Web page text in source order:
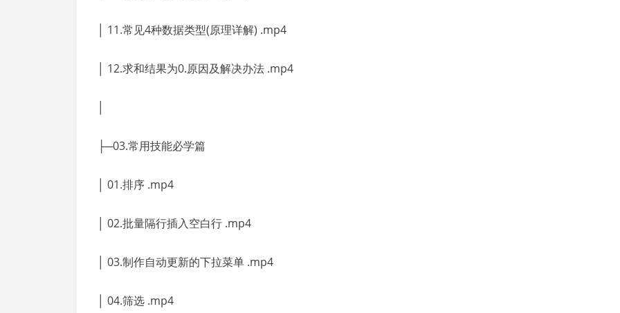
│ 11.常见4种数据类型(原理详解) .mp4
│ 12.求和结果为0.原因及解决办法 .mp4
├─03.常用技能必学篇
│ 01.排序 .mp4
│ 02.批量隔行插入空白行 .mp4
│ 03.制作自动更新的下拉菜单 .mp4
│ 04.筛选 .mp4